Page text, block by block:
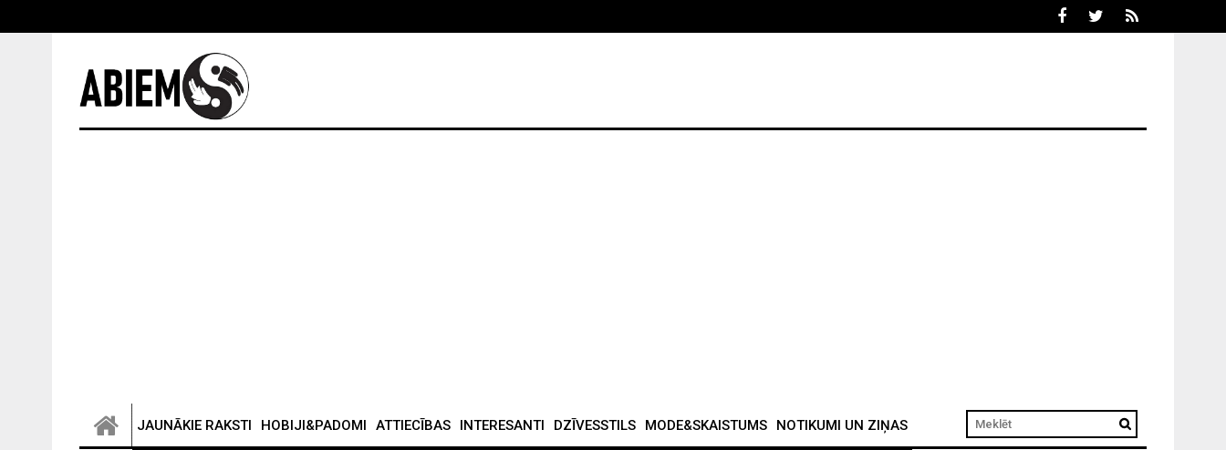
JAUNĀKIE RAKSTI HOBIJI&PADOMI ATTIECĪBAS INTERESANTI DZĪVESSTILS MODE&SKAISTUMS NOTIKUMI UN ZIŅAS